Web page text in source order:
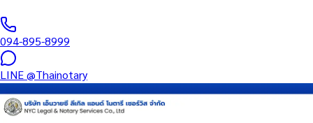
094-895-8999
LINE@Thainotary